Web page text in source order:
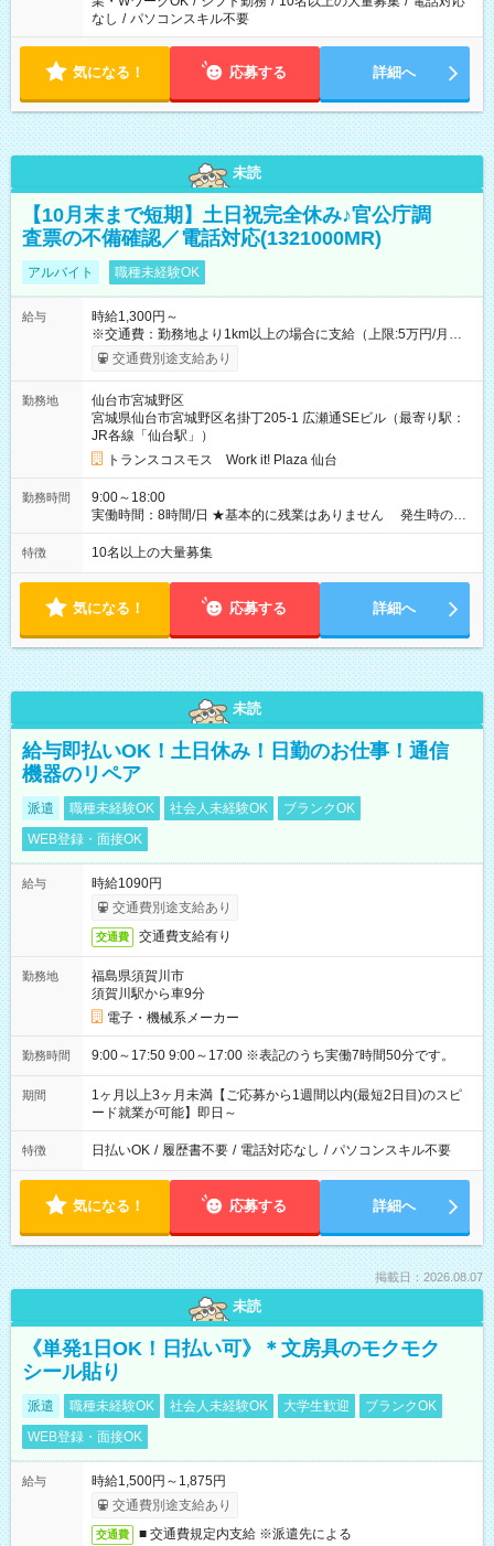
なし / パソコンスキル不要
気になる！ 応募する 詳細へ
未読
【10月末まで短期】土日祝完全休み♪官公庁調
査票の不備確認／電話対応(1321000MR)
アルバイト 職種未経験OK
給与
時給1,300円～
※交通費：勤務地より1km以上の場合に支給（上限:5万円/月・
2,500円/日） ※残業代：残業発生時は1分単位で支給 ※研修中の
給与変動なし ＜ 収入例 ＞ ■週5日勤務の場合… 月収22万8,800
4日勤務の場合… 月収16万6,400円以上可能 ※交通費別途支給
（時給1,300円×8時間×16日） 【試用期間】試用期間なし
交通費別途支給あり
勤務地
仙台市宮城野区
宮城県仙台市宮城野区名掛丁205-1 広瀬通SEビル（最寄り駅：
JR各線「仙台駅」）
トランスコスモス Work it! Plaza 仙台
勤務時間
9:00～18:00
実働時間：8時間/日 ★基本的に残業はありません 発生時の残
業代は1分単位で支給いたします
特徴 10名以上の大量募集
気になる！ 応募する 詳細へ
未読
給与即払いOK！土日休み！日勤のお仕事！通信
機器のリペア
派遣 職種未経験OK 社会人未経験OK
ブランクOK
WEB登録・面接OK
給与
時給1090円
交通費別途支給あり
交通費 交通費支給有り
勤務地
福島県須賀川市
須賀川駅から車9分
電子・機械系メーカー
勤務時間 9:00～17:50 9:00～17:00 ※表記のうち実働7時間50分です。
期間
1ヶ月以上3ヶ月未満【ご応募から1週間以内(最短2日目)のスピ
ード就業が可能】即日～
特徴 日払いOK / 履歴書不要 / 電話対応なし / パソコンスキル不要
気になる！ 応募する 詳細へ
掲載日：2026.08.07
未読
《単発1日OK！日払い可》＊文房具のモクモク
シール貼り
派遣 職種未経験OK 社会人未経験OK 大学生歓迎
ブランクOK
WEB登録・面接OK
給与
時給1,500円～1,875円
交通費別途支給あり
交通費 ■ 交通費規定内支給 ※派遣先による